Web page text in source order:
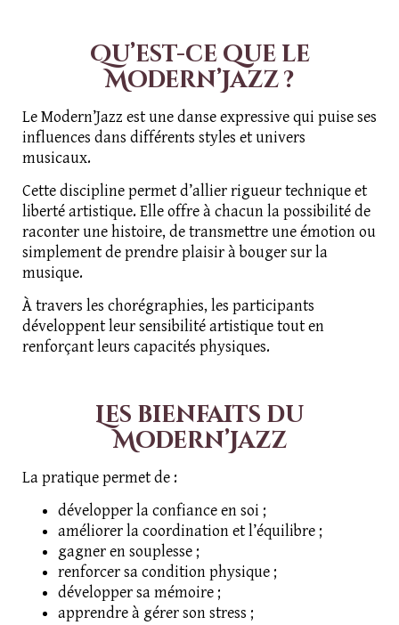
Qu’est-ce que le
Modern’Jazz ?
Le Modern’Jazz est une danse expressive qui puise ses
influences dans différents styles et univers
musicaux.
Cette discipline permet d’allier rigueur technique et
liberté artistique. Elle offre à chacun la possibilité de
raconter une histoire, de transmettre une émotion ou
simplement de prendre plaisir à bouger sur la
musique.
À travers les chorégraphies, les participants
développent leur sensibilité artistique tout en
renforçant leurs capacités physiques.
Les bienfaits du
Modern’Jazz
La pratique permet de :
développer la confiance en soi ;
améliorer la coordination et l’équilibre ;
gagner en souplesse ;
renforcer sa condition physique ;
développer sa mémoire ;
apprendre à gérer son stress ;